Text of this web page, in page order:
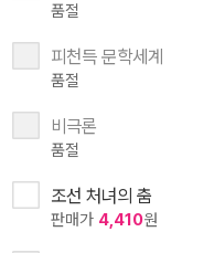
품절
피천득 문학세계
품절
비극론
품절
조선 처녀의 춤
판매가 4,410원